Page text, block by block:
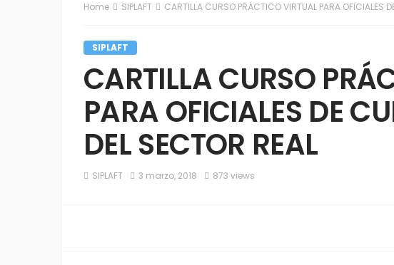
Home SIPLAFT CARTILLA CURSO PRÁCTICO VIRTUAL PARA OFICIALES
SIPLAFT
CARTILLA CURSO
PARA OFICIALES DE
DEL SECTOR REAL
SIPLAFT 3 marzo, 2018 873 views